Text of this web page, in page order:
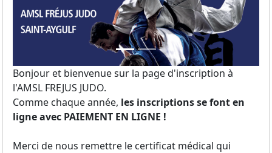
Bonjour et bienvenue sur la page d'inscription à
l'AMSL FREJUS JUDO.
Comme chaque année, les inscriptions se font en
ligne avec PAIEMENT EN LIGNE !
Merci de nous remettre le certificat médical qui